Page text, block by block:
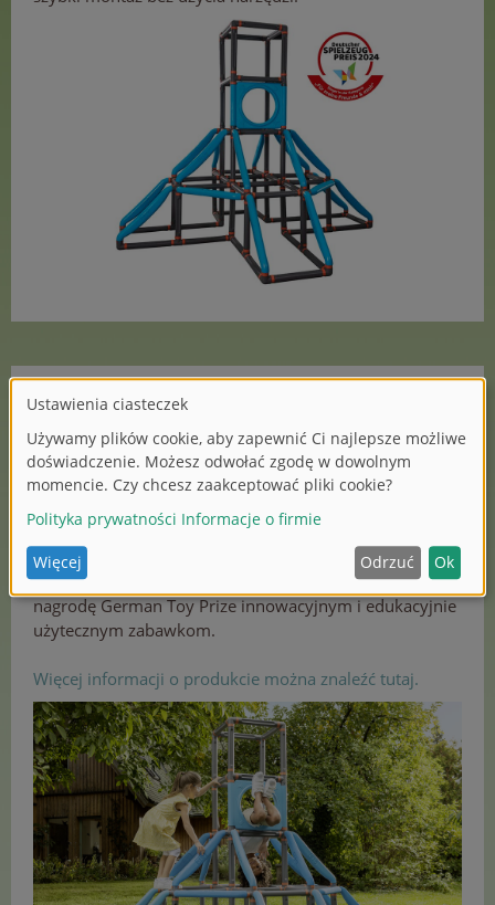
Sprzęt do zabawy w ogrodzie jest odporny na warunki
atmosferyczne i został wyprodukowany w Niemczech.
„BIG Kraxxl - The Giant”wspiera dzieci w ruchu, a tym
samym między innymi w ich umiejętnościach
poznawczych, kompetencjach społecznych i poczuciu
własnej wartości.
Co roku niemiecki magazyn „familie&co” przyznaje
nagrodę German Toy Prize innowacyjnym i edukacyjnie
użytecznym zabawkom.
Więcej informacji o produkcie można znaleźć tutaj.